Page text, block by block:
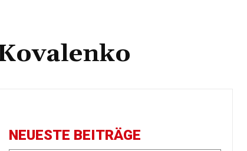
NEUESTE BEITRÄGE